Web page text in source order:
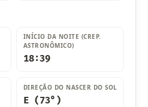
INÍCIO DA NOITE (CREP.
ASTRONÔMICO)
18:39
DIREÇÃO DO NASCER DO SOL
E (73°)